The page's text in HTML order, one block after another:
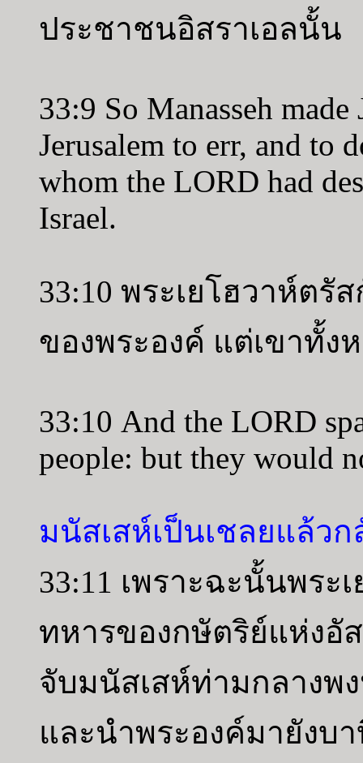
ประชาชนอิสราเอลนั้น
33:9 So Manasseh
Jerusalem to err, and to
whom the LORD had
Israel.
33:10 พระเยโฮวาห์ต
ของพระองค์ แต่เขาทั้ง
33:10 And the LORD
people: but they would
มนัสเสห์เป็นเชลยแล้ว
33:11 เพราะฉะนั้นพระ
ทหารของกษัตริย์แห่งอั
จับมนัสเสห์ท่ามกลางพ
และนำพระองค์มายังบ